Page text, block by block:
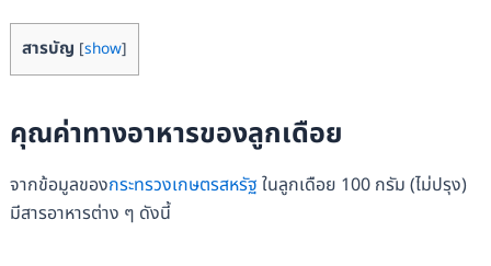
สารบัญ [show]
คุณค่าทางอาหารของลูกเดือย
จากข้อมูลของกระทรวงเกษตรสหรัฐ ในลูกเดือย 100 กรัม (ไม่ปรุง)
มีสารอาหารต่าง ๆ ดังนี้